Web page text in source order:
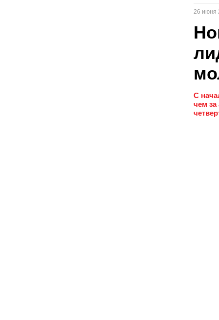
26 июня
С
чем